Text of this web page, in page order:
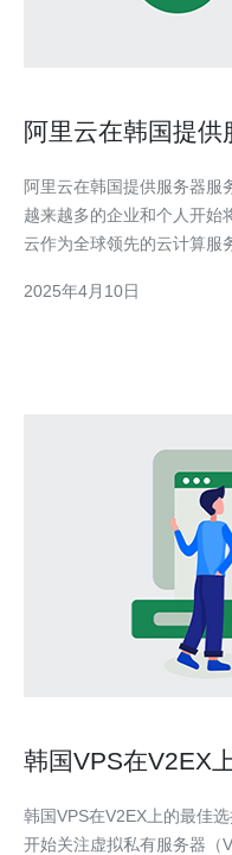
阿里云在韩国提供
阿里云在韩国提供服务器服务么？ 随着云计算技术的
越来越多的企业和个人开始
云作为全球领先的云计算服
范围内拥有多个数据中心，
2025年4月10日
韩国VPS在V2EX
韩国VPS在V2EX上的最佳选择 随着互联网的发展，越来越
开始关注虚拟私有服务器（